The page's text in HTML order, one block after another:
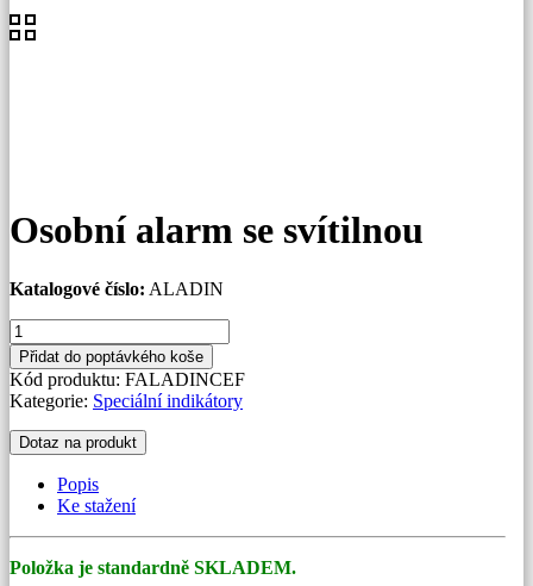
Osobní alarm se svítilnou
Katalogové číslo: ALADIN
Osobní
alarm
se
svítilnou
množství
Přidat do poptávkého koše
Kód produktu: FALADINCEF
Kategorie: Speciální indikátory
Dotaz na produkt
Popis
Ke stažení
Položka je standardně SKLADEM.